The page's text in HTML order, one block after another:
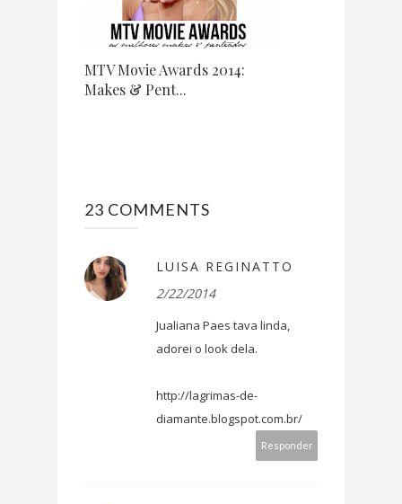
MTV Movie Awards 2014:
Makes & Pent...
23 COMMENTS
LUISA REGINATTO
2/22/2014
Jualiana Paes tava linda,
adorei o look dela.
http://lagrimas-de-
diamante.blogspot.com.br/
Responder